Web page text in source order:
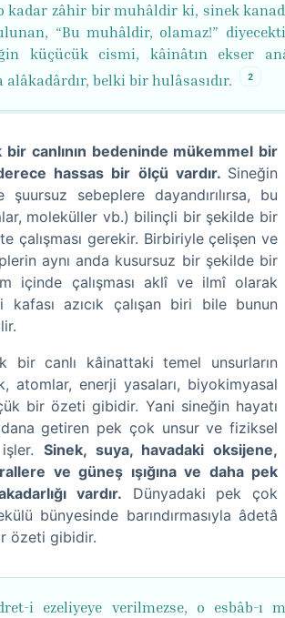
kadar zâhir bir muhâldir ki, sinek
“Bu muhâldir, olamaz!”
küçücük cismi, kâinâtın ekser
alâkadârdır, belki bir hulâsasıdır.
2
bir canlının bedeninde mükemmel bir
hassas bir ölçü vardır. Sineğin
şuursuz sebeplere dayandırılırsa, bu
moleküller vb.) bilinçli bir şekilde bir
çalışması gerekir. Birbiriyle çelişen ve
aynı anda kusursuz bir şekilde bir
içinde çalışması aklî ve ilmî olarak
kafası azıcık çalışan biri bile bunun
bir canlı kâinattaki temel unsurların
atomlar, enerji yasaları, biyokimyasal
bir özeti gibidir. Yani sineğin hayatı
getiren pek çok unsur ve fiziksel
Sinek, suya, havadaki oksijene,
ve güneş ışığına ve daha pek
vardır. Dünyadaki pek çok
bünyesinde barındırmasıyla âdetâ
özeti gibidir.
i ezeliyeye verilmezse, o esbâb-ı